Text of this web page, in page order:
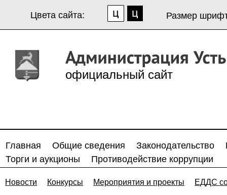
Цвета сайта: Размер
официальный сайт
Главная Общие сведения Законодательство
Торги и аукционы
Противодействие коррупции
Новости Конкурсы Мероприятия и проекты ЕДДС